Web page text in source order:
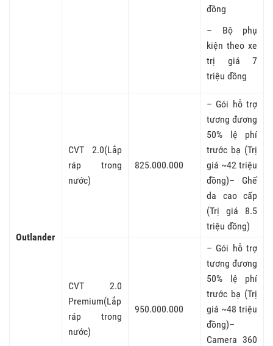
đồng
– Bộ phụ
kiện theo xe
trị giá 7
triệu đồng
Outlander
CVT 2.0(Lắp
ráp trong
nước)
825.000.000
– Gói hỗ trợ
tương đương
50% lệ phí
trước bạ (Trị
giá ~42 triệu
đồng)– Ghế
da cao cấp
(Trị giá 8.5
triệu đồng)
CVT 2.0
Premium(Lắp
ráp trong
nước)
950.000.000
– Gói hỗ trợ
tương đương
50% lệ phí
trước bạ (Trị
giá ~48 triệu
đồng)–
Camera 360